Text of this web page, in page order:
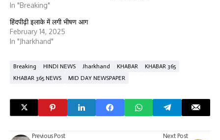
In "Breaking"
हिंदपीढ़ी इलाके में लगी भीषण आग
February 14, 2025
In "Jharkhand"
Breaking HINDI NEWS Jharkhand KHABAR
KHABAR 365
KHABAR 365 NEWS
MID DAY NEWSPAPER
Previous Post Next Post